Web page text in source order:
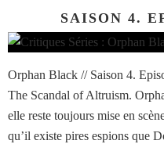
SAISON 4.
Orphan Black // Saison 4.
The Scandal of Altruism.
elle reste toujours mise en
qu’il existe pires espions que